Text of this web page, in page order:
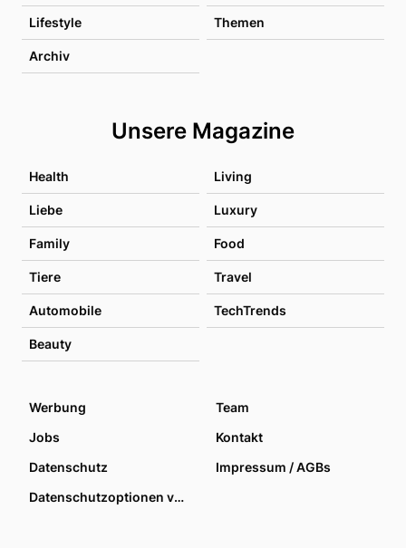
Lifestyle Themen
Archiv
Unsere Magazine
Health Living
Liebe Luxury
Family Food
Tiere Travel
Automobile TechTrends
Beauty
Werbung
Team
Jobs
Kontakt
Datenschutz
Impressum / AGBs
Datenschutzoptionen verwalten